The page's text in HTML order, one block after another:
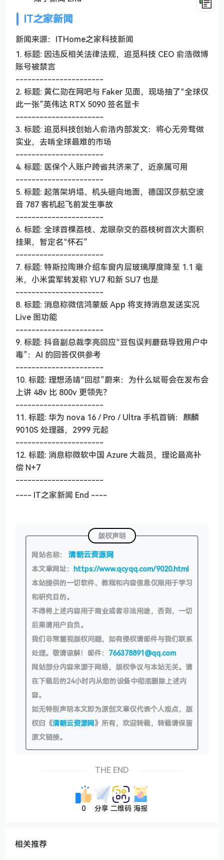
IT之家新闻
新闻来源：ITHome之家科技新闻
1. 标题: 因违反相关法律法规，追觅科技 CEO 俞浩微博
账号被禁言
----------------------
2. 标题: 黄仁勋在网吧与 Faker 见面，现场抽了“全球仅
此一张”英伟达 RTX 5090 签名显卡
----------------------
3. 标题: 追觅科技创始人俞浩内部发文：将心无旁骛做
实业，去啃全球最难的市场
----------------------
4. 标题: 医保个人账户跨省共济来了，近亲属可用
----------------------
5. 标题: 起落架坍塌、机头砸向地面，德国汉莎航空波
音 787 客机起飞前发生事故
----------------------
6. 标题: 全球首棵荔枝、龙眼杂交的荔枝树首次大面积
挂果，暂定名“怀石”
----------------------
7. 标题: 特斯拉陶琳介绍车窗内层玻璃厚度降至 1.1 毫
米，小米雷军转发称 YU7 和新 SU7 也是
----------------------
8. 标题: 消息称微信鸿蒙版 App 将支持消息发送实况
Live 图功能
----------------------
9. 标题: 抖音副总裁李亮回应“豆包误判蘑菇导致用户中
毒”：AI 的回答仅供参考
----------------------
10. 标题: 理想汤靖“回怼”蔚来：为什么斌哥会在发布会
上讲 48v 比 800v 更领先？
----------------------
11. 标题: 华为 nova 16 / Pro / Ultra 手机首销：麒麟
9010S 处理器，2999 元起
----------------------
12. 标题: 消息称微软中国 Azure 大裁员，理论最高补
偿 N+7
----------------------
---- IT之家新闻 End ----
版权声明
网站名称： 清朝云资源网
本文章网址： https://www.qcyqq.com/9020.html
本站提供的一切软件、教程和内容信息仅限用于学习
和研究目的。
不得将上述内容用于商业或者非法用途，否则，一切
后果请用户自负。
我们非常重视版权问题，如有侵权请邮件与我们联系
处理。敬请谅解！邮件： 766378891@qq.com
网站部分内容来源于网络，版权争议与本站无关。请
在下载后的24小时内从您的设备中彻底删除上述内
容。
如无特别声明本文即为原创文章仅代表个人观点，版
权归《清朝云资源网》所有，欢迎转载，转载请保留
原文链接。
THE END
0 分享 二维码 海报
相关推荐